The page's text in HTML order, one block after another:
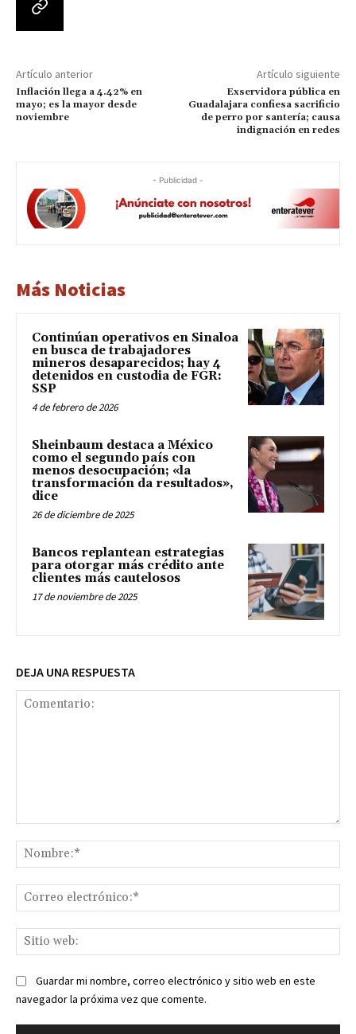
Artículo anterior
Inflación llega a 4.42% en
mayo; es la mayor desde
noviembre
Artículo siguiente
Exservidora pública en
Guadalajara confiesa sacrificio
de perro por santería; causa
indignación en redes
- Publicidad -
Más Noticias
Continúan operativos en Sinaloa
en busca de trabajadores
mineros desaparecidos; hay 4
detenidos en custodia de FGR:
SSP
4 de febrero de 2026
Sheinbaum destaca a México
como el segundo país con
menos desocupación; «la
transformación da resultados»,
dice
26 de diciembre de 2025
Bancos replantean estrategias
para otorgar más crédito ante
clientes más cautelosos
17 de noviembre de 2025
DEJA UNA RESPUESTA
Guardar mi nombre, correo electrónico y sitio web en este
navegador la próxima vez que comente.